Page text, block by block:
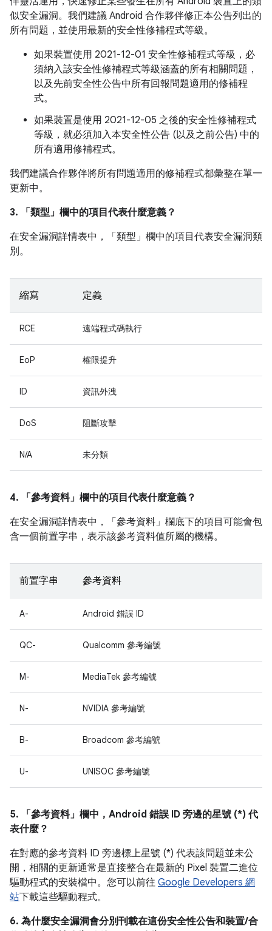
似安全漏洞。我們建議 Android 合作夥伴修正本公告列出的
所有問題，並使用最新的安全性修補程式等級。
如果裝置使用 2021-12-01 安全性修補程式等級，必
須納入該安全性修補程式等級涵蓋的所有相關問題，
以及先前安全性公告中所有回報問題適用的修補程
式。
如果裝置是使用 2021-12-05 之後的安全性修補程式
等級，就必須加入本安全性公告 (以及之前公告) 中的
所有適用修補程式。
我們建議合作夥伴將所有問題適用的修補程式都彙整在單一
更新中。
3. 「類型」 欄中的項目代表什麼意義？
在安全漏洞詳情表中，「類型」 欄中的項目代表安全漏洞類
別。
縮寫 定義
RCE 遠端程式碼執行
EoP 權限提升
ID 資訊外洩
DoS 阻斷攻擊
N/A 未分類
4. 「參考資料」 欄中的項目代表什麼意義？
在安全漏洞詳情表中，「參考資料」 欄底下的項目可能會包
含一個前置字串，表示該參考資料值所屬的機構。
前置字串 參考資料
A- Android 錯誤 ID
QC- Qualcomm 參考編號
M- MediaTek 參考編號
N- NVIDIA 參考編號
B- Broadcom 參考編號
U- UNISOC 參考編號
5. 「參考資料」 欄中，Android 錯誤 ID 旁邊的星號 (*) 代
表什麼？
在對應的參考資料 ID 旁邊標上星號 (*) 代表該問題並未公
開，相關的更新通常是直接整合在最新的 Pixel 裝置二進位
驅動程式的安裝檔中。您可以前往 Google Developers 網
站下載這些驅動程式。
6. 為什麼安全漏洞會分別刊載在這份安全性公告和裝置/合